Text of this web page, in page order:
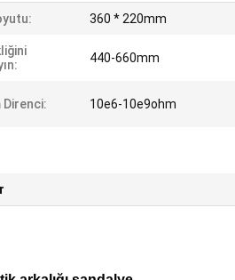
360 * 220mm
440-660mm
10e6-10e9ohm